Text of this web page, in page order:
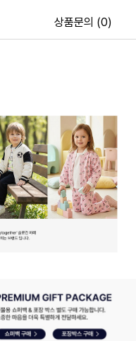
상품문의 (0)